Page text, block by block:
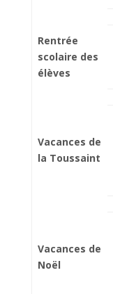
Rentrée
scolaire des
élèves
Vacances de
la Toussaint
Vacances de
Noël